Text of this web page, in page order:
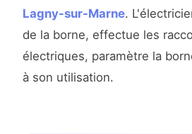
Lagny-sur-Marne.
de la borne, effectue les
électriques, paramètre la
à son utilisation.